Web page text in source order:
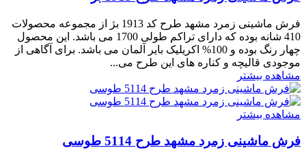
فرش ماشینی زمرد مشهد طرح کد 1913 بژ از مجموعه محصولات
410 شانه بوده که دارای تراکم طولی 1700 می باشد. این محصول
چهار رنگ بوده و 100% اکریلیک بایر آلمان می باشد. برای آگاهی از
موجودی قالیچه و کناره های این طرح می...
مشاهده بیشتر
مشاهده بیشتر
فرش ماشینی زمرد مشهد طرح 5114 طوسی